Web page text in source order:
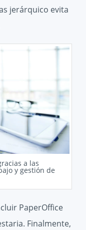
jerárquico evita
a las
y gestión de
PaperOffice
Finalmente,